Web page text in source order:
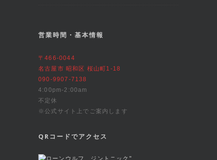
営業時間・基本情報
〒466-0044
名古屋市 昭和区 桜山町1-18
090-9907-7138
4:00pm-2:00am
不定休
※公式サイト上でご案内します
QRコードでアクセス